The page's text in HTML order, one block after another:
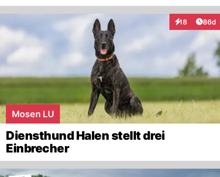
18
Interaktionen
86d
Mosen LU
Diensthund Halen stellt drei
Einbrecher